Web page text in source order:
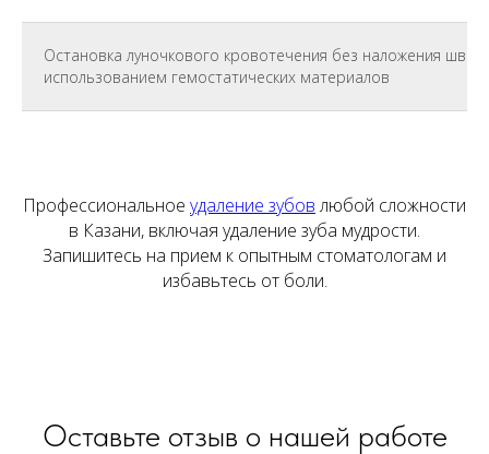
Остановка луночкового кровотечения без наложения швов
использованием гемостатических материалов
Профессиональное удаление зубов любой сложности
в Казани, включая удаление зуба мудрости.
Запишитесь на прием к опытным стоматологам и
избавьтесь от боли.
Оставьте отзыв о нашей работе